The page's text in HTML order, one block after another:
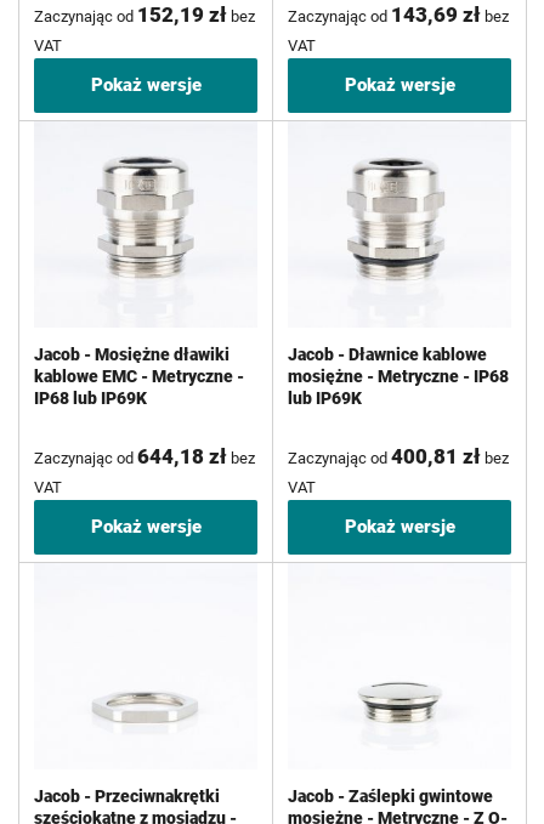
Zaczynając od 152,19 zł bez
VAT
Pokaż wersje
Zaczynając od 143,69 zł bez
VAT
Pokaż wersje
Jacob - Mosiężne dławiki
kablowe EMC - Metryczne -
IP68 lub IP69K
Zaczynając od 644,18 zł bez
VAT
Pokaż wersje
Jacob - Dławnice kablowe
mosiężne - Metryczne - IP68
lub IP69K
Zaczynając od 400,81 zł bez
VAT
Pokaż wersje
Jacob - Przeciwnakrętki
sześciokątne z mosiądzu -
Jacob - Zaślepki gwintowe
mosiężne - Metryczne - Z O-